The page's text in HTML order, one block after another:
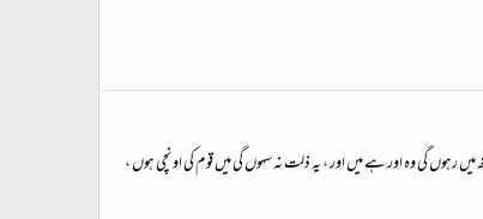
میں رہوں گی وہ اور ہے میں اور ، یہ ذلت نہ سہوں گی میں قوم کی اونچی ہوں ،